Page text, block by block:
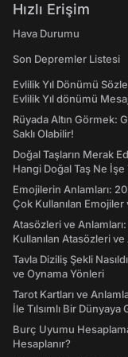
Hızlı Erişim
Hava Durumu
Son Depremler Listesi
Evlilik Yıl Dönümü
Evlilik Yıl dönümü
Rüyada Altın Görmek:
Saklı Olabilir!
Doğal Taşların Merak
Hangi Doğal Taş Ne İşe
Emojilerin Anlamları:
Çok Kullanılan Emojiler
Atasözleri ve
Kullanılan Atasözleri ve
Tavla Diziliş Şekli
ve Oynama Yönleri
Tarot Kartları ve
İle Tılsımlı Bir Dünyaya
Burç Uyumu
Hesaplanır?